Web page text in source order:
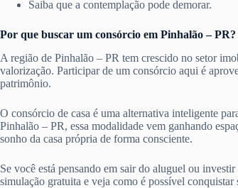
Saiba que a contemplação pode demorar.
Por que buscar um consórcio em Pinhalão – PR?
A região de Pinhalão – PR tem crescido no setor
valorização. Participar de um consórcio aqui é
patrimônio.
O consórcio de casa é uma alternativa inteligente
Pinhalão – PR, essa modalidade vem ganhando
sonho da casa própria de forma consciente.
Se você está pensando em sair do aluguel ou
simulação gratuita e veja como é possível conquistar